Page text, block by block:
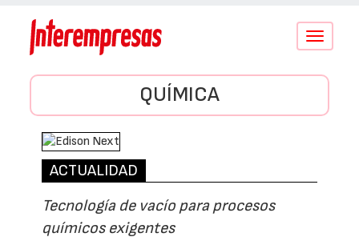
Conmutar
QUÍMICA
ACTUALIDAD
Tecnología de vacío para procesos
químicos exigentes